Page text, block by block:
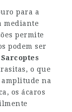
para a
mediante
permite
podem ser
Sarcoptes
o que
na
os ácaros